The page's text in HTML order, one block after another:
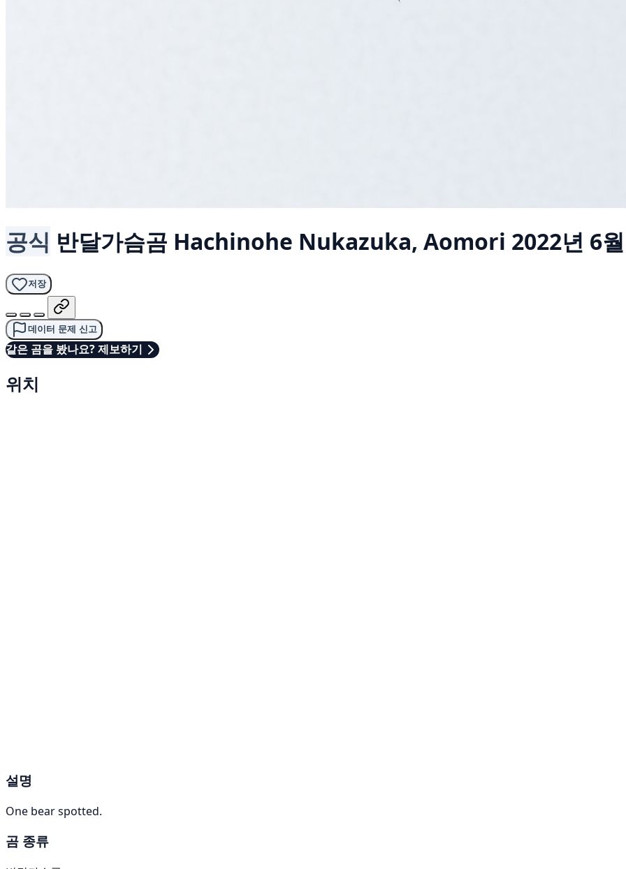
공식 반달가슴곰 Hachinohe Nukazuka, Aomori 2022년 6
저장
데이터 문제 신고
같은 곰을 봤나요? 제보하기
위치
설명
One bear spotted.
곰 종류